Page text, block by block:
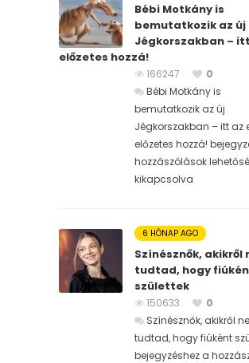
Bébi Motkány is
bemutatkozik az új
Jégkorszakban –
előzetes hozzá!
166247
0
Bébi Motkány is
bemutatkozik az új
Jégkorszakban – itt az
előzetes hozzá!
hozzászólások
kikapcsolva
6 HÓNAP AGO
Színésznők, akikről
tudtad, hogy
születtek
150633
0
Színésznők, akikről
tudtad, hogy fiúként
bejegyzéshez a